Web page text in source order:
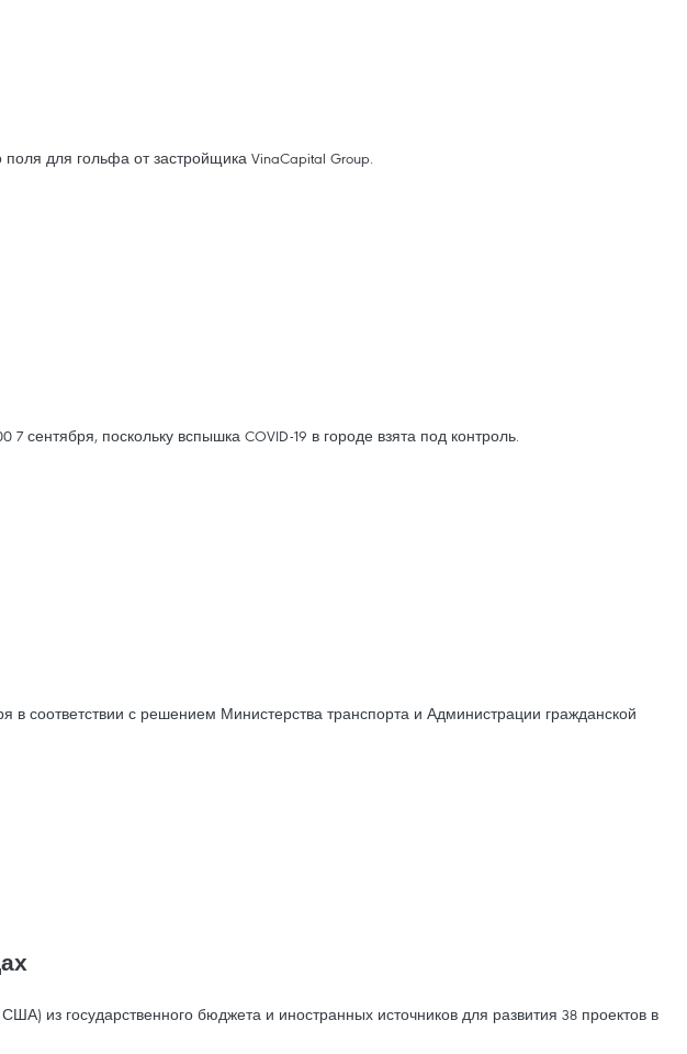
для гольфа от застройщика VinaCapital Group.
поскольку вспышка COVID-19 в городе взята под контроль.
соответствии с решением Министерства транспорта и Администрации гражданской
из государственного бюджета и иностранных источников для развития 38 проектов в